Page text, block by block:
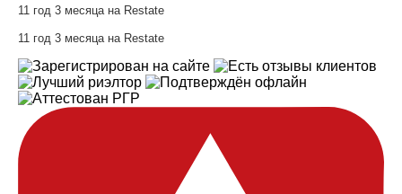
11 год 3 месяца на Restate
11 год 3 месяца на Restate